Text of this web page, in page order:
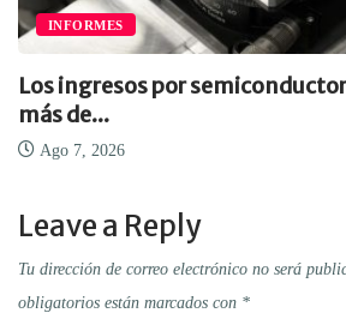
INFORMES
Los ingresos por
más de...
Ago 7, 2026
Leave a Reply
Tu dirección de correo electrónico no será
obligatorios están marcados con *